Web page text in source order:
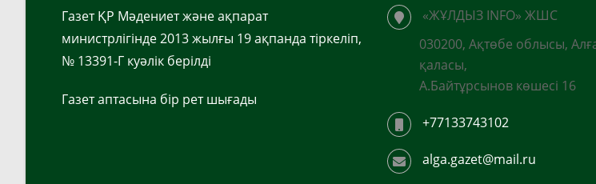
Газет ҚР Мәдениет және ақпарат
министрлігінде 2013 жылғы 19 ақпанда тіркеліп,
№ 13391-Г куәлік берілді
Газет аптасына бір рет шығады
«ЖҰЛДЫЗ INFO» ЖШС
030200, Ақтөбе облысы,
қаласы,
А.Байтұрсынов көшесі 16
+77133743102
alga.gazet@mail.ru